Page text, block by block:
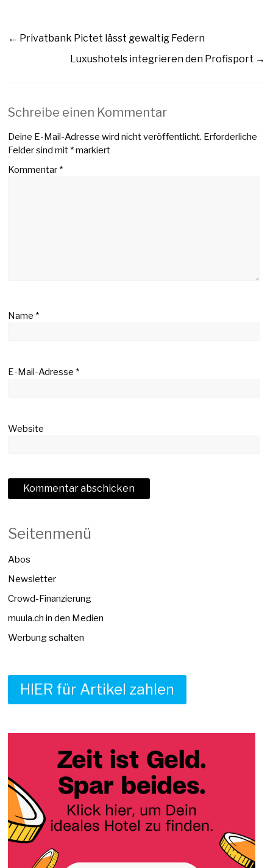
← Privatbank Pictet lässt gewaltig Federn
Luxushotels integrieren den Profisport →
Schreibe einen Kommentar
Deine E-Mail-Adresse wird nicht veröffentlicht. Erforderliche
Felder sind mit*markiert
Kommentar*
Name*
E-Mail-Adresse*
Website
Seitenmenü
Abos
Newsletter
Crowd-Finanzierung
muula.ch in den Medien
Werbung schalten
HIER für Artikel zahlen